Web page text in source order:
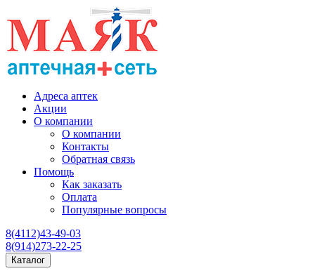
Адреса аптек
Акции
О компании
О компании
Контакты
Обратная связь
Помощь
Как заказать
Оплата
Популярные вопросы
8(4112)43-49-03
8(914)273-22-25
Каталог